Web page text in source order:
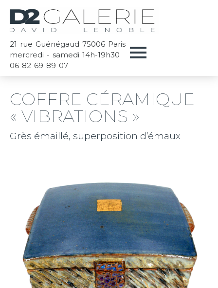
21 rue Guénégaud 75006 Paris
mercredi - samedi 14h-19h30
06 82 69 89 07
COFFRE CÉRAMIQUE
« VIBRATIONS »
Grès émaillé, superposition d’émaux